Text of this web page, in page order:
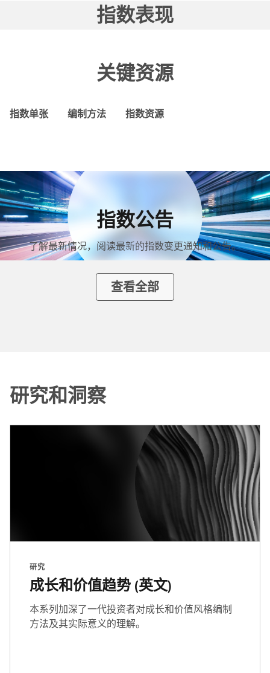
指数表现
关键资源
指数单张 编制方法 指数资源
指数公告
了解最新情况，阅读最新的指数变更通知和公告。
查看全部
研究和洞察
研究
成长和价值趋势 (英文)
本系列加深了一代投资者对成长和价值风格编制
方法及其实际意义的理解。